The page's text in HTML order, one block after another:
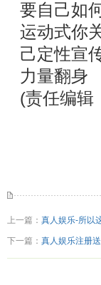
要自己如
运动式你
己定性宣
力量翻身
(责任编辑
上一篇： 真人娱乐-所以
下一篇： 真人娱乐注册